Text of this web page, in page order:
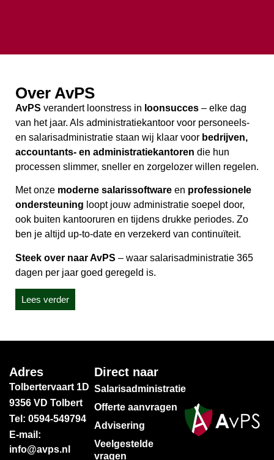
Over AvPS
AvPS verandert loonstress in loonsucces – elke dag
van het jaar. Als administratiekantoor voor personeels-
en salarisadministratie staan wij klaar voor bedrijven,
accountants- en administratiekantoren die hun
processen slimmer, sneller en zorgelozer willen regelen.
Met onze moderne salarissoftware en professionele
ondersteuning loopt jouw administratie soepel door,
ook buiten kantooruren en tijdens drukke periodes. Zo
ben je altijd up-to-date en verzekerd van continuïteit.
Steek over naar AvPS – waar salarisadministratie 365
dagen per jaar goed geregeld is.
Lees verder
Adres
Tolbertervaart 1D
9356 VD Tolbert
Tel: 0594-549794
E-mail:
info@avps.nl
Direct naar
Salarisadministratie
Offerte aanvragen
Advisering
Veelgestelde
vragen